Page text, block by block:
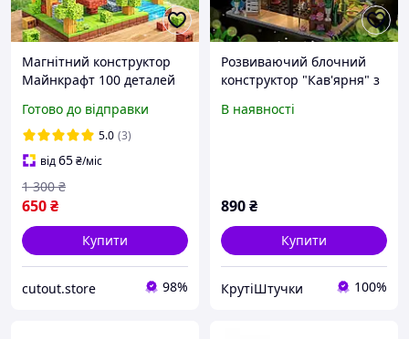
Магнітний конструктор
Майнкрафт 100 деталей
магнітами, розвиваючий
конструктор для дітей.
Готово до відправки
5.0 (3)
від65₴/міс
650₴
1 300 ₴
Купити
cutout.store 98%
Розвиваючий блочний
конструктор "Кав'ярня" з
елементів для дітей та
В наявності
890₴
Купити
КрутіШтучки 100%